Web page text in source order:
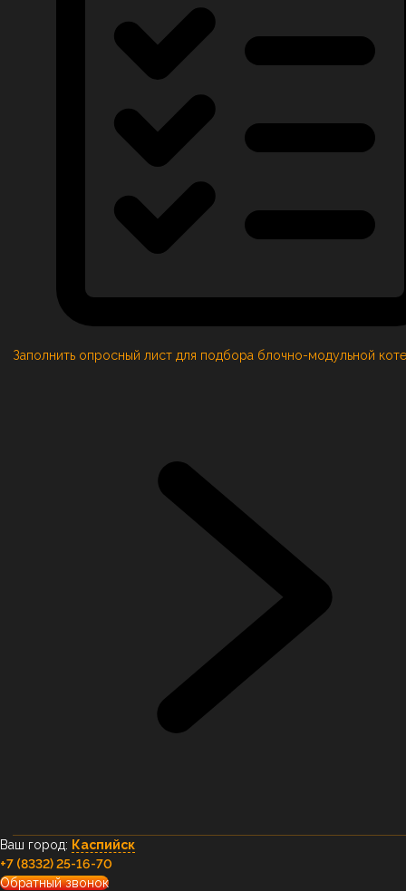
Заполнить опросный лист для подбора блочно-модульной
Ваш город: Каспийск
+7 (8332) 25-16-70
Обратный звонок